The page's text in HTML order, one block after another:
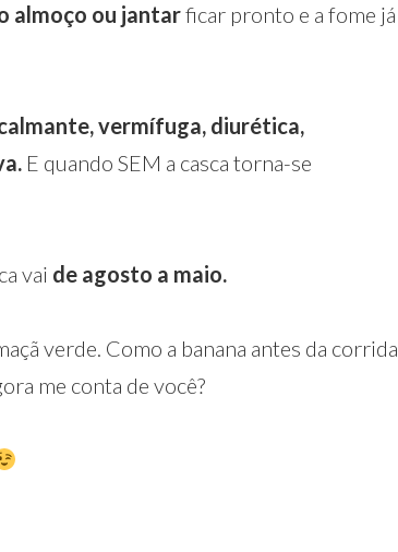
almoço ou jantarficar pronto e a fome já
vermífuga, diurética,
E quando SEM a casca torna-se
vai de agosto a maio.
verde. Como a banana antes da corrida
me conta de você?